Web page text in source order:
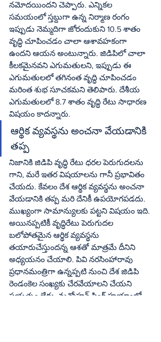
నమోదయిందని చెప్పారు. ఎన్నికల
సమయంలో స్తబ్దుగా ఉన్న నిర్మాణ రంగం
ఇప్పుడు నెమ్మదిగా జోరందుకుని 10.5 శాతం
వృద్ధి చూపించడం చాలా ఆశావహకంగా
ఉందని ఆయన అంటున్నారు. జిడిపిలో చాలా
కీలకమైనవని ఎగుమతులని, ఇప్పుడు ఈ
ఎగుమతులలో తగినంత వృద్ధి చూపించడం
మరింత శుభ సూచకమని తెలిపారు. దేశీయ
ఎగుమతులలో 8.7 శాతం వృద్ధి రేటు సాధారణ
విషయం కాదన్నారు.
ఆర్థిక వ్యవస్థను అంచనా వేయడానికి
తప్ప
నిజానికి జిడిపి వృద్ధి రేటు ధరల పెరుగుదలను
గాని, మరే ఇతర విషయాలను గానీ ప్రభావితం
చేయదు. కేవలం దేశ ఆర్థిక వ్యవస్థను అంచనా
వేయడానికి తప్ప మరి దేనికీ ఉపయోగపడదు.
ముఖ్యంగా సామాన్యులకు పట్టని విషయం ఇది.
అయినప్పటికీ వృద్ధిరేటు పెరుగుదల
బలోపోతమైన ఆర్థిక వ్యవస్థను
తయారుచేస్తుందన్న ఆశతో మాత్రమే దీనిని
అధ్యయనం చేయాలి. పివి నరసింహారావు
ప్రధానమంత్రిగా ఉన్నప్పటి నుంచి దేశ జిడిపి
రెండంకెల సంఖ్యకు చేరవేయాలని చేయని
ప్రయత్నం లేదు. మన్మోహన్‌ సింగ్‌ హయాంలో